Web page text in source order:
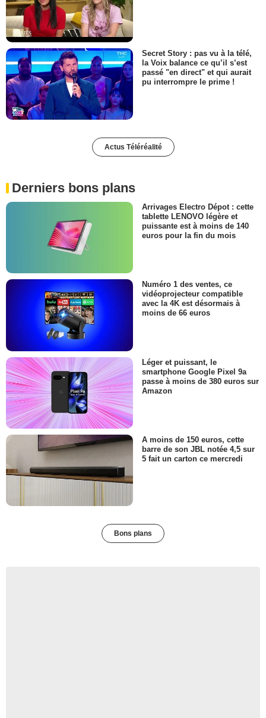
Secret Story : pas vu à la télé,
la Voix balance ce qu’il s’est
passé "en direct" et qui aurait
pu interrompre le prime !
Actus Téléréalité
Derniers bons plans
Arrivages Electro Dépot : cette
tablette LENOVO légère et
puissante est à moins de 140
euros pour la fin du mois
Numéro 1 des ventes, ce
vidéoprojecteur compatible
avec la 4K est désormais à
moins de 66 euros
Léger et puissant, le
smartphone Google Pixel 9a
passe à moins de 380 euros sur
Amazon
A moins de 150 euros, cette
barre de son JBL notée 4,5 sur
5 fait un carton ce mercredi
Bons plans